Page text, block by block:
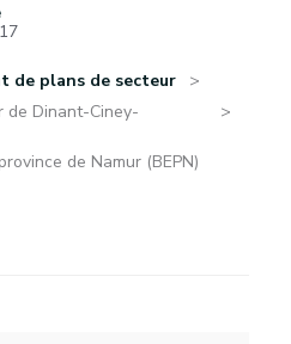
de plans de secteur
de Dinant-Ciney-
de Namur (BEPN)